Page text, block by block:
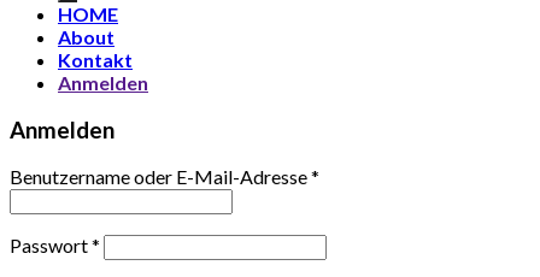
HOME
About
Kontakt
Anmelden
Anmelden
Benutzername oder E-Mail-Adresse*
Passwort*